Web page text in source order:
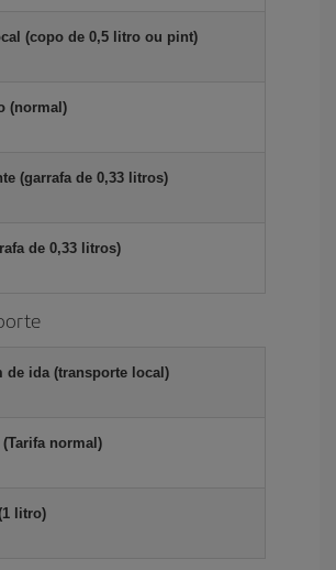
(copo de 0,5 litro ou pint)
(normal)
(garrafa de 0,33 litros)
de 0,33 litros)
de ida (transporte local)
normal)
litro)